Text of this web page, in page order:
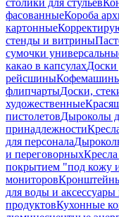
столики для стульев
фасованныеКороба
картонные
стенды и витрины
сумочки
какао в капсулахДоски
рейсшины
флипчартыДоски,
художественные
пистолетовДыроколы
принадлежности
для персонала
и переговорных
покрытием "под кожу
мониторов
для воды и
продуктовКухонные